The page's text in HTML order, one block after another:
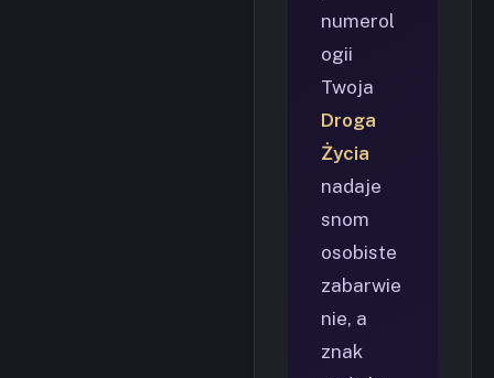
numerol
ogii
Twoja
Droga
Życia
nadaje
snom
osobiste
zabarwie
nie, a
znak